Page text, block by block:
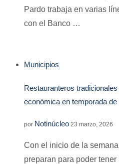
Pardo trabaja en varias
con el Banco …
Municipios
Restauranteros
económica en temporada
por Notinúcleo 23 marzo, 2026
Con el inicio de la
preparan para poder